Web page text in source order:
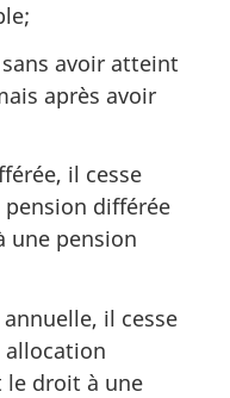
avoir atteint
après avoir
il cesse
différée
une pension
il cesse
allocation
le droit à une